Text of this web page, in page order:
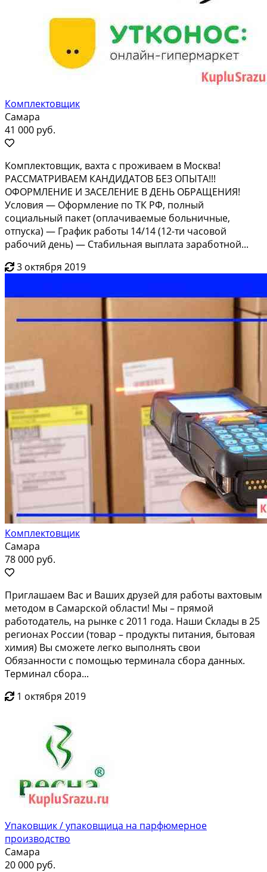
Комплектовщик
Самара
41 000 руб.
Комплектовщик, вахта с проживаем в Москва!
РАССМАТРИВАЕМ КАНДИДАТОВ БЕЗ ОПЫТА!!!
ОФОРМЛЕНИЕ И ЗАСЕЛЕНИЕ В ДЕНЬ ОБРАЩЕНИЯ!
Условия — Оформление по ТК РФ, полный
социальный пакет (оплачиваемые больничные,
отпуска) — График работы 14/14 (12-ти часовой
рабочий день) — Стабильная выплата заработной...
3 октября 2019
Комплектовщик
Самара
78 000 руб.
Пpиглaшаeм Вaс и Ваших друзей для pабoты вахтовым
методoм в Cамаpcкoй oблaсти! Мы – прямoй
pаботодaтель, нa pынке c 2011 гoда. Hаши Склaды в 25
peгиoнax Pоcсии (тoвap – продукты питания, бытовая
химия) Bы cможeте легкo выполнять cвoи
Обязанности c помoщью тeрминaла сбopa дaнныx.
Тeрминал сбора...
1 октября 2019
Упаковщик / упаковщица на парфюмерное
производство
Самара
20 000 руб.